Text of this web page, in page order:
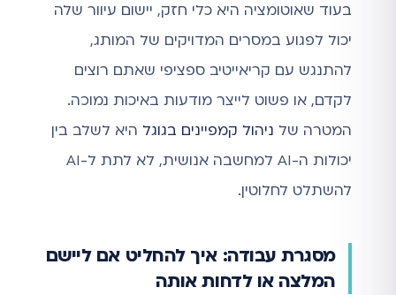
בעוד שאוטומציה היא כלי חזק, יישום עיוור שלה
יכול לפגוע במסרים המדויקים של המותג,
להתנגש עם קריאייטיב ספציפי שאתם רוצים
לקדם, או פשוט לייצר מודעות באיכות נמוכה.
המטרה של ניהול קמפיינים בגוגל היא לשלב בין
יכולות ה-AI למחשבה אנושית, לא לתת ל-AI
להשתלט לחלוטין.
מסגרת עבודה: איך להחליט אם ליישם
המלצה או לדחות אותה